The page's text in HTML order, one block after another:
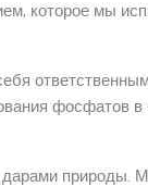
которое мы
фосфатов